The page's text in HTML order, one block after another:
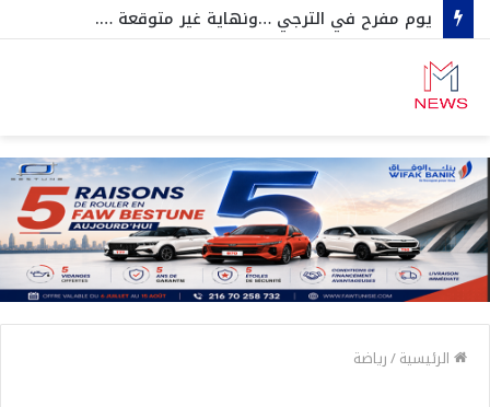
يوم مفرح في الترجي …ونهاية غير متوقعة ….
الرئيسية/رياضة